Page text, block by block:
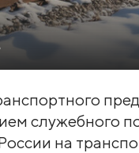
служебного
на